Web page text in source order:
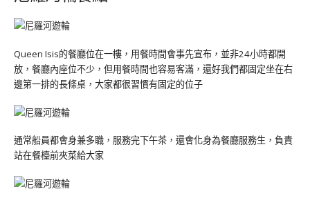
Queen Isis的餐廳位在一樓，用餐時間會事先宣布，並非24小時都開
放，餐廳內座位不少，但用餐時間也容易客滿，還好我們都固定坐在右
邊第一排的長條桌，大家都很習慣有固定的位子
通常船員都會身兼多職，服務完下午茶，還會化身為餐廳服務生，負責
站在餐檯前夾菜給大家